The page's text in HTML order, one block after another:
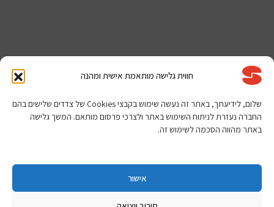
חווית גלישה מותאמת אישית ומהנה
שלום, לידיעתך, באתר זה נעשה שימוש בקבצי Cookies של צדדים שלישים בהם
החברה נעזרת לניתוח השימוש באתר ולצרכי פרסום מותאם. המשך גלישה
באתר מהווה הסכמה לשימוש זה.
אישור